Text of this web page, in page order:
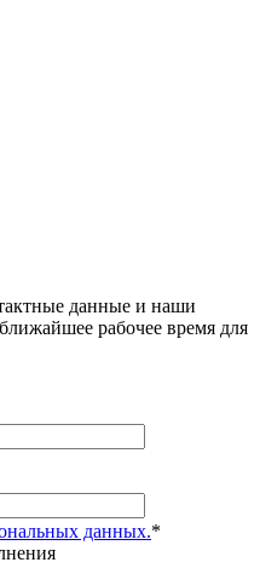
данные и наши
рабочее время для
данных.*